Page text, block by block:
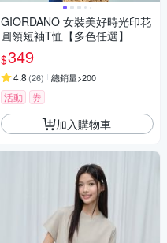
GIORDANO 女裝美好時光印花
圓領短袖T恤【多色任選】
$349
4.8 (26) 總銷量>200
活動 券
加入購物車